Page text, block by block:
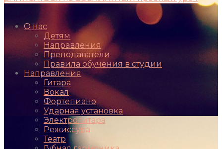
О нас
Детям
Направления
Преподаватели
Правила обучения в студии
Направления
Гитара
Вокал
Фортепиано
Ударная установка
Электрогитара
Режиссура
Театр